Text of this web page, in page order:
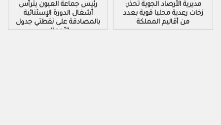
رئيس جماعة العيون يترأس
أشغال الدورة الإسثنائية
بالمصادقة على نقطتي جدول
الأعمال
مديرية الأرصاد الجوية تحذر:
زخات رعدية محليا قوية بعدد
من أقاليم المملكة